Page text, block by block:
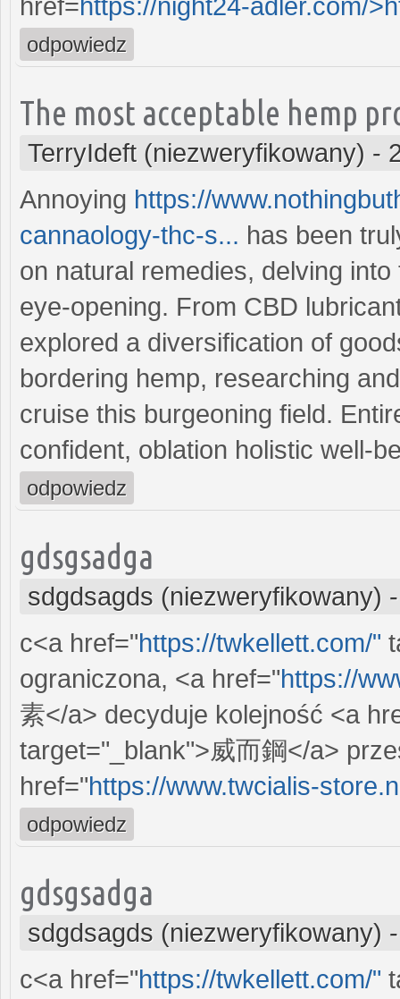
href=https://night24-adler.com/
odpowiedz
The most acceptable hemp
TerryIdeft (niezweryfikowany) -
Annoying https://
cannaology-thc-s... has been
on natural remedies, delving
eye-opening. From CBD
explored a diversification of
bordering hemp, researching
cruise this burgeoning field.
confident, oblation holistic well-
odpowiedz
gdsgsadga
sdgdsagds (niezweryfikowany)
c<a href="https://twkellett.com/"
ograniczona, <a href="https://
素</a> decyduje kolejność <a
target="_blank">威而鋼</a>
href="https://www.twcialis-
odpowiedz
gdsgsadga
sdgdsagds (niezweryfikowany)
c<a href="https://twkellett.com/"